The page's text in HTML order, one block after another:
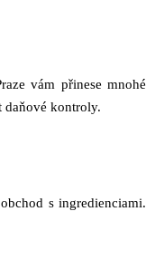
vám přinese mnohé
daňové kontroly.
s ingredienciami.